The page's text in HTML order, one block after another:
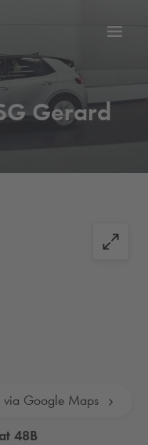
Gerard
via Google Maps
48B